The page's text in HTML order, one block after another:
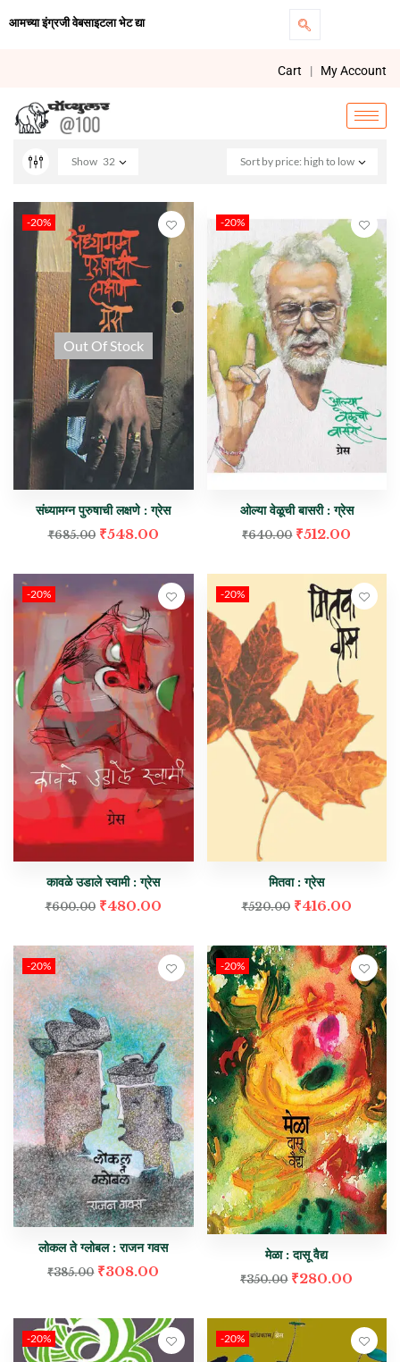
आमच्या इंग्रजी वेबसाइटला भेट द्या
Cart | My Account
Sort by price: high to low
Show 32
-20%
Out Of Stock
संध्यामग्न पुरुषाची लक्षणे : ग्रेस
₹685.00 ₹548.00
-20%
ओल्या वेळूची बासरी : ग्रेस
₹640.00 ₹512.00
-20%
कावळे उडाले स्वामी : ग्रेस
₹600.00 ₹480.00
-20%
मितवा : ग्रेस
₹520.00 ₹416.00
-20%
लोकल ते ग्लोबल : राजन गवस
₹385.00 ₹308.00
-20%
मेळा : दासू वैद्य
₹350.00 ₹280.00
-20% -20%